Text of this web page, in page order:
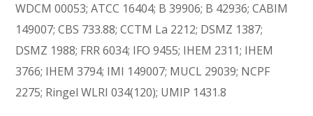
WDCM 00053; ATCC 16404; B 39906; B 42936; CABIM
149007; CBS 733.88; CCTM La 2212; DSMZ 1387;
DSMZ 1988; FRR 6034; IFO 9455; IHEM 2311; IHEM
3766; IHEM 3794; IMI 149007; MUCL 29039; NCPF
2275; Ringel WLRI 034(120); UMIP 1431.8